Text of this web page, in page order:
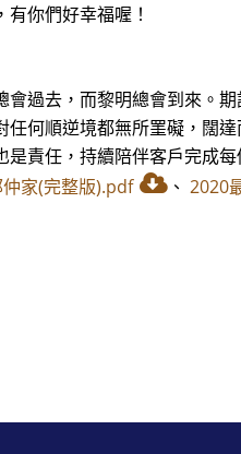
你們好幸福喔！
過去，而黎明總會到來。期
何順逆境都無所罣礙，闊
責任，持續陪伴客戶完成
家(完整版).pdf 、 2020